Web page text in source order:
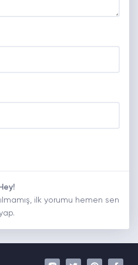
Hey!
ilk yorumu hemen sen